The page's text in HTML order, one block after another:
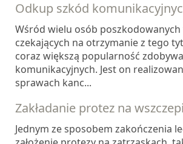
Odkup szkód
Wśród wielu osób
czekających na otrzymanie z tego
coraz większą popularność
komunikacyjnych. Jest on
sprawach kanc...
Zakładanie protez na
Jednym ze sposobem zakończenia